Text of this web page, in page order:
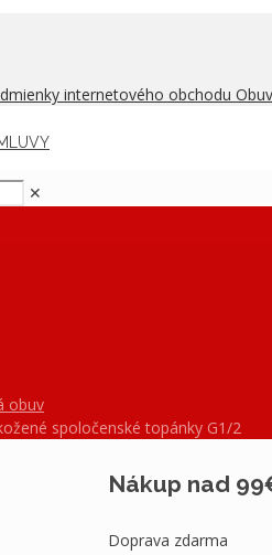
internetového obchodu
✕
obuv
spoločenské topánky G1/2
Nákup nad
Doprava zdarma